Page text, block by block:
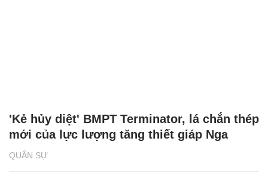
QUÂN SỰ
'Kẻ hủy diệt' BMPT Terminator, lá chắn thép
mới của lực lượng tăng thiết giáp Nga